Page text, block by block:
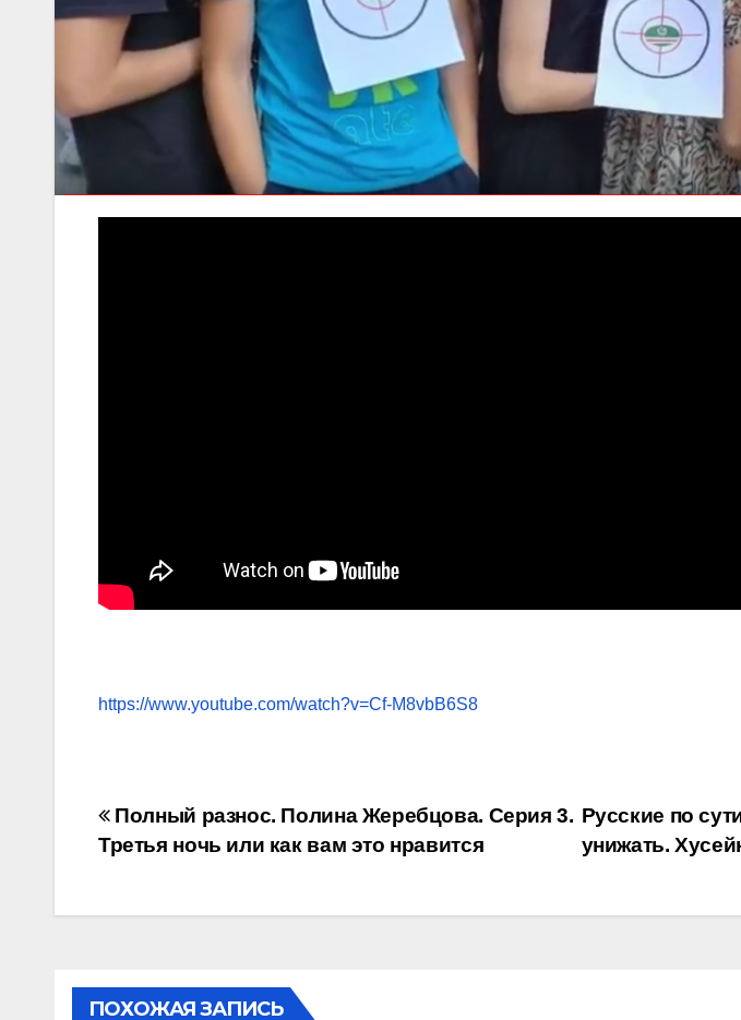
https://www.youtube.com/watch?v=Cf-M8vbB6S8
Навигация
по
Русские по
унижать.
Полный разнос. Полина Жеребцова. Серия 3.
Третья ночь или как вам это нравится
ПОХОЖАЯ ЗАПИСЬ